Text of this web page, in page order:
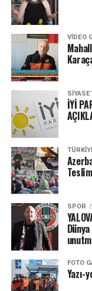
VIDEO
İYİ
SPOR
FOTO
Yazı-